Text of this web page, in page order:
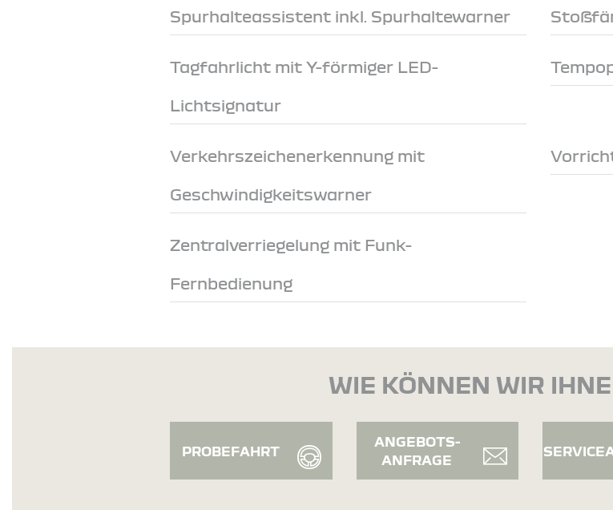
Spurhalteassistent inkl. Spurhaltewarner
Tagfahrlicht mit Y-förmiger LED-
Lichtsignatur
Verkehrszeichenerkennung mit
Geschwindigkeitswarner
Zentralverriegelung mit Funk-
Fernbedienung
WIE KÖNNEN WIR
PROBEFAHRT
ANGEBOTS-
ANFRAGE